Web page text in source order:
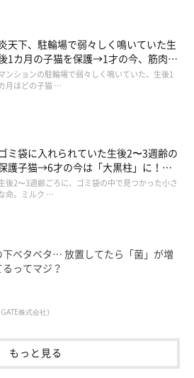
・・・
少し小さいが、悪くない。よいぞ」
・・
魔だなあ。でかいなあ。」
や、兄者、そんなこと言いなさんな」
は心の声じゃなくて和気藹々としゃべ
天下、駐輪場で弱々しく鳴いていた生
1カ月の子猫を保護→1才の今、筋肉質
ツンデレなコに成長
ンションの駐輪場で弱々しく鳴いていた、生後1
月ほどの子猫 …
ゴミ袋に入れられていた生後2〜3週齢の
護子猫→6才の今は「大黒柱」に！
しい黒猫に成長した姿にグッとくる
後2〜3週齢ごろに、ゴミ袋の中で見つかった小さ
命。ミルク …
下ベタベタ… 放置してたら「菌」が増
るってマジ？
株式会社)
もっと見る